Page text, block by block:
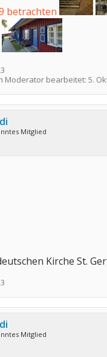
betrachten
Moderator bearbeitet: 5.
Mitglied
Kirche St.
Mitglied